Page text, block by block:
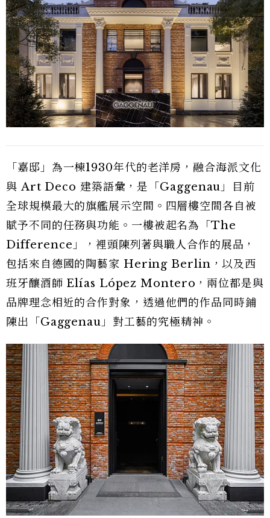
「嘉邸」為一棟1930年代的老洋房，融合海派文化
與 Art Deco 建築語彙，是「Gaggenau」目前
全球規模最大的旗艦展示空間。四層樓空間各自被
賦予不同的任務與功能。一樓被起名為「The
Difference」，裡頭陳列著與職人合作的展品，
包括來自德國的陶藝家 Hering Berlin，以及西
班牙釀酒師 Elías López Montero，兩位都是與
品牌理念相近的合作對象，透過他們的作品同時鋪
陳出「Gaggenau」對工藝的究極精神。